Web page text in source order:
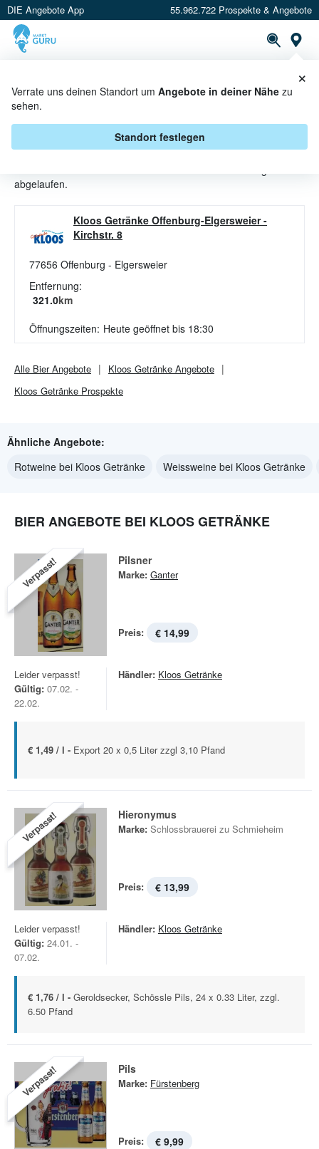
DIE Angebote App 55.962.722 Prospekte & Angebote
Verrate uns deinen Standort um Angebote in deiner Nähe zu
sehen.
Standort festlegen
×
BIER ANGEBOTE & AKTIONEN BEI
KLOOS GETRÄNKE
abgelaufen.
Kloos Getränke Offenburg-Elgersweier-
Kirchstr. 8
77656 Offenburg - Elgersweier
Entfernung:
321.0km
Öffnungszeiten: Heute geöffnet bis 18:30
Alle BierAngebote Kloos Getränke Angebote
Kloos Getränke Prospekte
Ähnliche Angebote:
Rotweine bei Kloos Getränke
Weissweine bei Kloos Getränke
BIER ANGEBOTE BEI KLOOS GETRÄNKE
Verpasst! Pilsner
Marke: Ganter
Preis: € 14,99
Leider verpasst!
Gültig: 07.02. -
22.02.
Händler: Kloos Getränke
€ 1,49 / l - Export 20 x 0,5 Liter zzgl 3,10 Pfand
Verpasst! Hieronymus
Marke: Schlossbrauerei zu Schmieheim
Preis: € 13,99
Leider verpasst!
Gültig: 24.01. -
07.02.
Händler: Kloos Getränke
€ 1,76 / l - Geroldsecker, Schössle Pils, 24 x 0.33 Liter, zzgl.
6.50 Pfand
Verpasst! Pils
Marke: Fürstenberg
Preis: € 9,99